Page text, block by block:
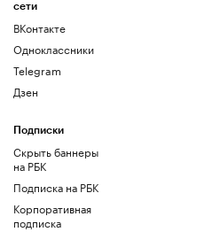
сети
ВКонтакте
Одноклассники
Telegram
Дзен
Подписки
Скрыть баннеры
на РБК
Подписка на РБК
Корпоративная
подписка